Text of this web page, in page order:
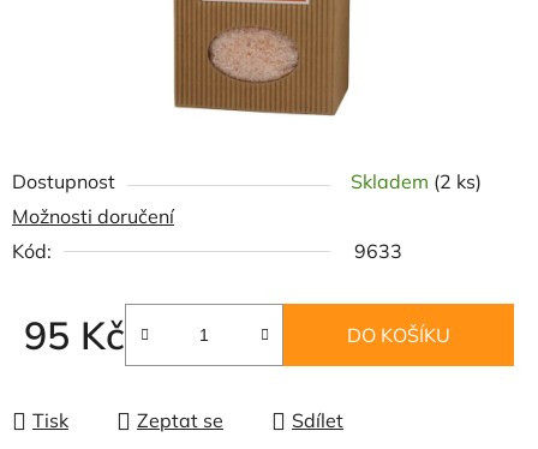
Dostupnost Skladem (2 ks)
Možnosti doručení
Kód:
9633
95 Kč
Měrná cena:
DO KOŠÍKU
Tisk Zeptat se Sdílet